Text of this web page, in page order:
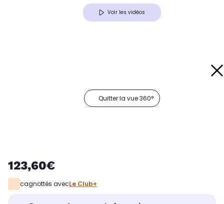
Voir les vidéos
Quitter la vue 360°
123,60€
cagnottés avecLe Club+